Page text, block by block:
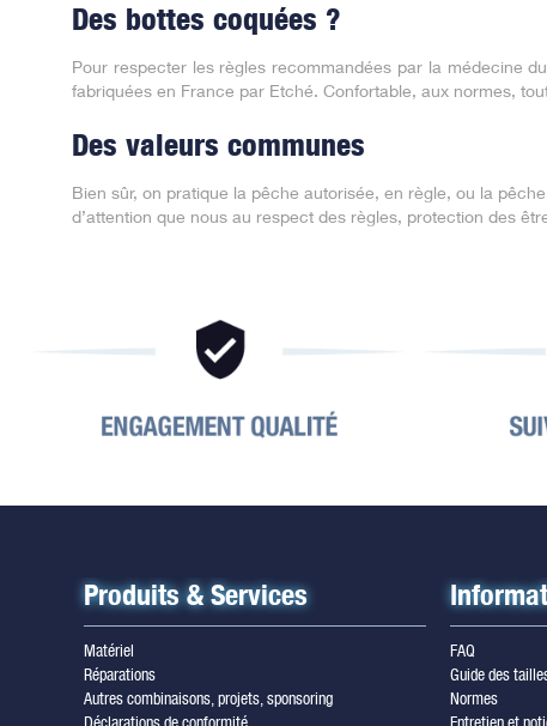
Des bottes coquées ?
Pour respecter les règles recommandées par la médecine
fabriquées en France par Etché. Confortable, aux normes,
Des valeurs communes
Bien sûr, on pratique la pêche autorisée, en règle, ou la
d’attention que nous au respect des règles, protection des
Produits & Services
Matériel
Réparations
Autres combinaisons, projets, sponsoring
FAQ
Guide des
Normes